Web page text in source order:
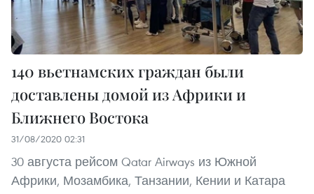
140 вьетнамских граждан были
доставлены домой из Африки и
Ближнего Востока
31/08/2020 02:31
30 августа рейсом Qatar Airways из Южной
Африки, Мозамбика, Танзании, Кении и Катара